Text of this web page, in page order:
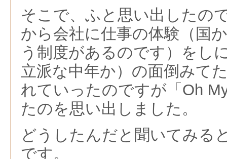
そこで、ふと思い出したの
から会社に仕事の体験（国
う制度があるのです）をし
立派な中年か）の面倒みて
れていったのですが「Oh
たのを思い出しました。
どうしたんだと聞いてみる
です。